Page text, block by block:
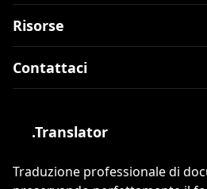
Risorse
Contattaci
.Translator
Traduzione professionale di